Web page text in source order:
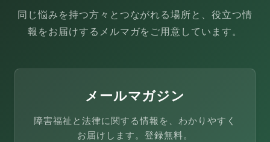
同じ悩みを持つ方々とつながれる場所と、役立つ情
報をお届けするメルマガをご用意しています。
メールマガジン
障害福祉と法律に関する情報を、わかりやすく
お届けします。登録無料。